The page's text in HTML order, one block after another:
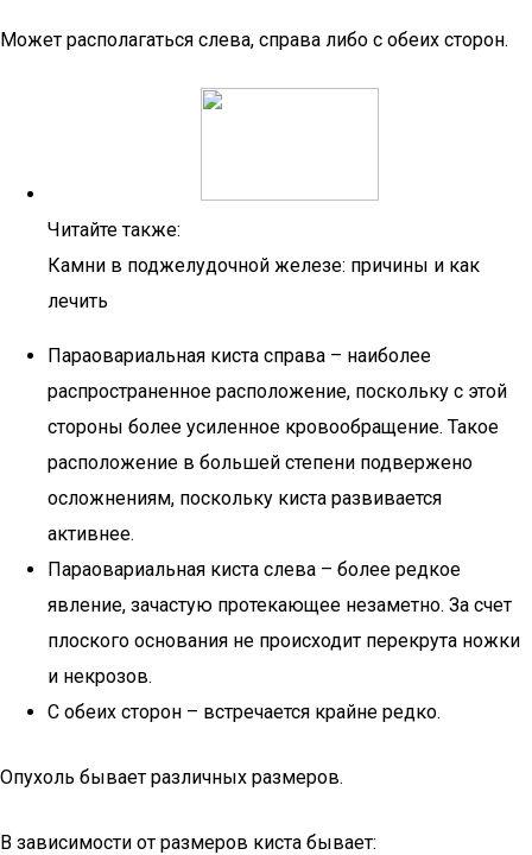
Может располагаться слева, справа либо с обеих сторон.
Читайте также:
Камни в поджелудочной железе: причины и как
лечить
Параовариальная киста справа – наиболее
распространенное расположение, поскольку с этой
стороны более усиленное кровообращение. Такое
расположение в большей степени подвержено
осложнениям, поскольку киста развивается
активнее.
Параовариальная киста слева – более редкое
явление, зачастую протекающее незаметно. За счет
плоского основания не происходит перекрута ножки
и некрозов.
С обеих сторон – встречается крайне редко.
Опухоль бывает различных размеров.
В зависимости от размеров киста бывает: